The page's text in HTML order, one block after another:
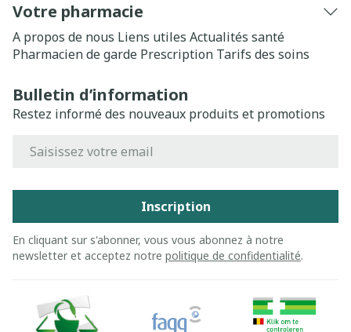
Votre pharmacie
A propos de nous Liens utiles Actualités santé
Pharmacien de garde Prescription Tarifs des soins
Bulletin d’information
Restez informé des nouveaux produits et promotions
Inscription
En cliquant sur s'abonner, vous vous abonnez à notre
newsletter et acceptez notre politique de confidentialité.